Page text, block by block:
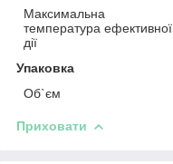
Максимальна
температура ефективної
дії
Упаковка
Об`єм
Приховати